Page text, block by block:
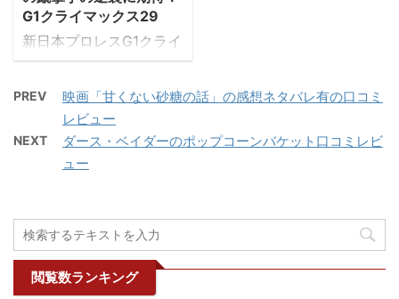
場時に「LA ...
のかをまとめてみまし
た。 施設名 ベイコム総
合体育館 所在地 〒660-
長洲町1丁目4-1 電話 06-
6489-2027（ベイコム総
合体育館内事務所） 月曜
駐車場 有（有料） ベイ
コ ...
リティッシュヘビー級選
ーjr(C)vs棚橋弘至、 こ
るとですよ！個人的には
第3試合の女子のROH戦
G1クライマックス29
新日本プロレスG1クライ
マックスが遂にアメリカ
最強戦士決定戦」の名に
ふさわしい激闘が1カ月
以上繰り広げられます。
KENTAと言えば「ブサイ
いのが魅力的なレスラー
である。NOAH時代の試
合はあまり見ていない
PREV
映画「甘くない砂糖の話」の感想ネタバレ有の口コミ
レビュー
NEXT
ダース・ベイダーのポップコーンバケット口コミレビ
ュー
閲覧数ランキング